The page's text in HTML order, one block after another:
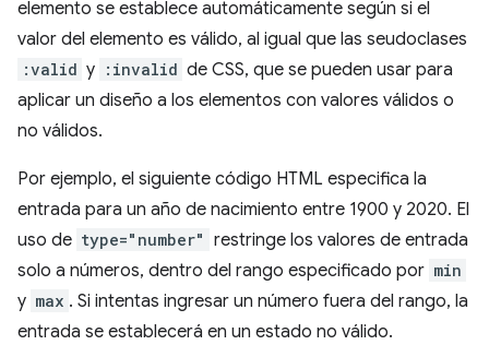
elemento se establece automáticamente según si el
valor del elemento es válido, al igual que las seudoclases
:valid y :invalid de CSS, que se pueden usar para
aplicar un diseño a los elementos con valores válidos o
no válidos.
Por ejemplo, el siguiente código HTML especifica la
entrada para un año de nacimiento entre 1900 y 2020. El
uso de type="number" restringe los valores de entrada
solo a números, dentro del rango especificado por min
y max . Si intentas ingresar un número fuera del rango, la
entrada se establecerá en un estado no válido.